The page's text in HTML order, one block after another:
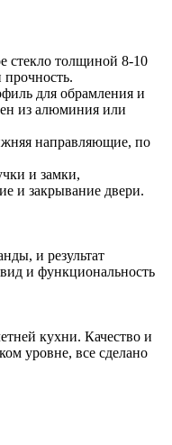
стекло толщиной 8-10
для обрамления и
из алюминия или
направляющие, по
и замки,
и закрывание двери.
и результат
и функциональность
кухни. Качество и
уровне, все сделано